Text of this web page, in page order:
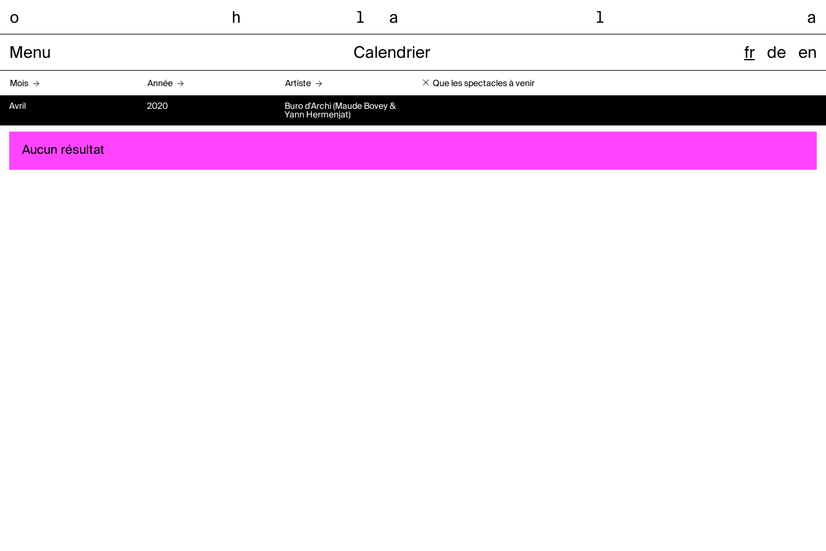
o h l a l a
Menu Calendrier fr de en
Mois Année Artiste Que les spectacles à venir
Avril 2020
Buro d'Archi (Maude Bovey &
Yann Hermenjat)
Aucun résultat